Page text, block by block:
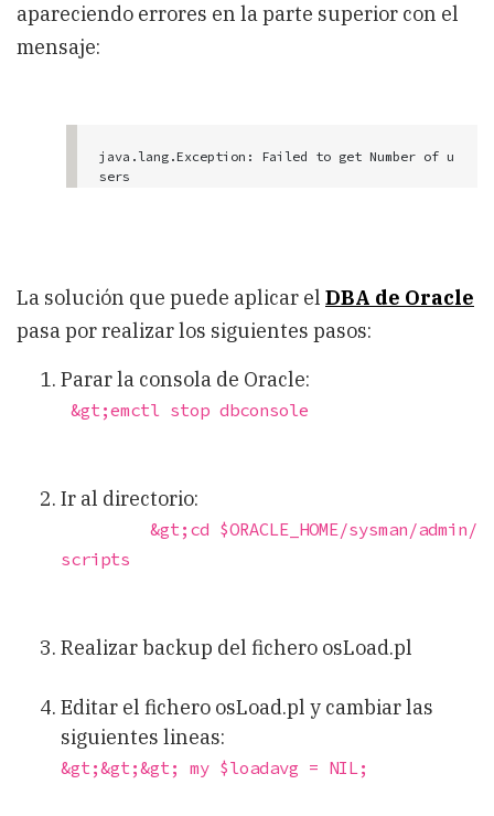
apareciendo errores en la parte superior con el
mensaje:
java.lang.Exception: Failed to get Number of u
sers
La solución que puede aplicar el DBA de Oracle
pasa por realizar los siguientes pasos:
Parar la consola de Oracle:
&gt;emctl stop dbconsole
Ir al directorio:
&gt;cd $ORACLE_HOME/sysman/admin/
scripts
Realizar backup del fichero osLoad.pl
Editar el fichero osLoad.pl y cambiar las
siguientes lineas:
&gt;&gt;&gt; my $loadavg = NIL;